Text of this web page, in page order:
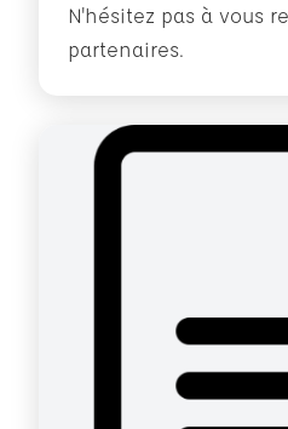
N'hésitez pas à vous
partenaires.